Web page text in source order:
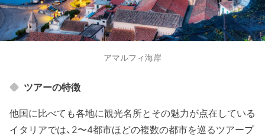
アマルフィ海岸
ツアーの特徴
他国に比べても各地に観光名所とその魅力が点在している
イタリアでは、2〜4都市ほどの複数の都市を巡るツアープ